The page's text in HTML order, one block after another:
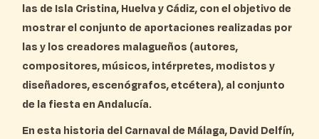
las de Isla Cristina, Huelva y Cádiz, con el objetivo de
mostrar el conjunto de aportaciones realizadas por
las y los creadores malagueños (autores,
compositores, músicos, intérpretes, modistos y
diseñadores, escenógrafos, etcétera), al conjunto
de la fiesta en Andalucía.
En esta historia del Carnaval de Málaga, David Delfín,